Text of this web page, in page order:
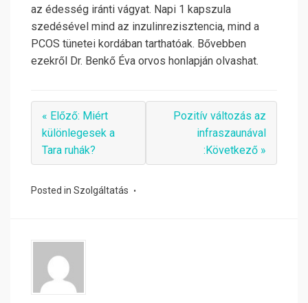
az édesség iránti vágyat. Napi 1 kapszula
szedésével mind az inzulinrezisztencia, mind a
PCOS tünetei kordában tarthatóak. Bővebben
ezekről Dr. Benkő Éva orvos honlapján olvashat.
« Előző: Miért
különlegesek a
Tara ruhák?
Pozitív változás az
infraszaunával
:Következő »
Posted in Szolgáltatás